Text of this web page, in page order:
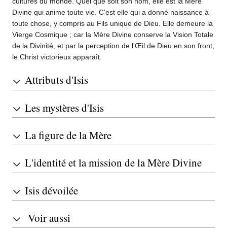
Divine qui anime toute vie. C'est elle qui a donné naissance à
toute chose, y compris au Fils unique de Dieu. Elle demeure la
Vierge Cosmique ; car la Mère Divine conserve la Vision Totale
de la Divinité, et par la perception de l'Œil de Dieu en son front,
le Christ victorieux apparaît.
Attributs d'Isis
Les mystères d'Isis
La figure de la Mère
L'identité et la mission de la Mère Divine
Isis dévoilée
Voir aussi